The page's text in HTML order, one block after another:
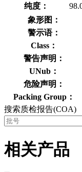
纯度：
象形图：
警示语：
Class：
警告声明：
UNub：
危险声明：
Packing Group：
搜索质检报告(COA)
相关产品